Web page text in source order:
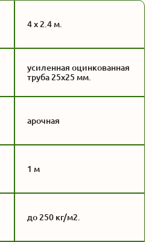
4 x 2.4 м.
усиленная оцинкованная
труба 25x25 мм.
арочная
1 м
до 250 кг/м2.